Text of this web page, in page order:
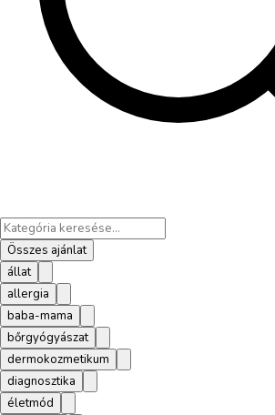
Összes ajánlat
állat
allergia
baba-mama
bőrgyógyászat
dermokozmetikum
diagnosztika
életmód